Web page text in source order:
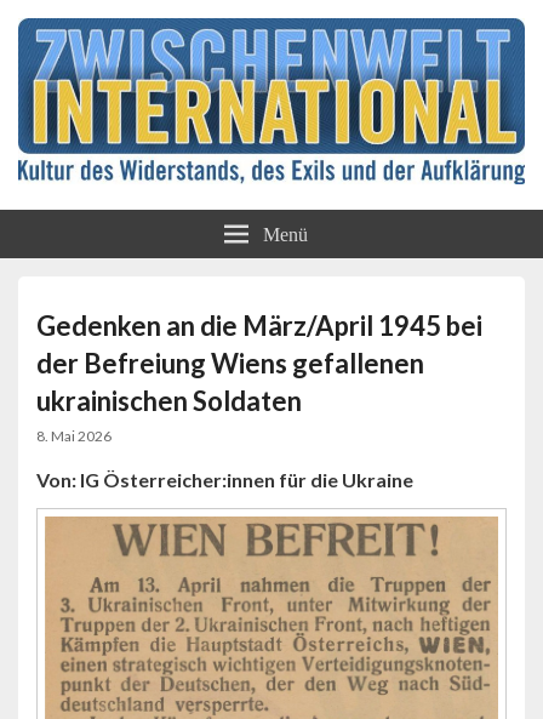
Zwischenwelt
International
Menü
Gedenken an die März/April 1945 bei
der Befreiung Wiens gefallenen
ukrainischen Soldaten
8. Mai 2026
Von: IG Österreicher:innen für die Ukraine